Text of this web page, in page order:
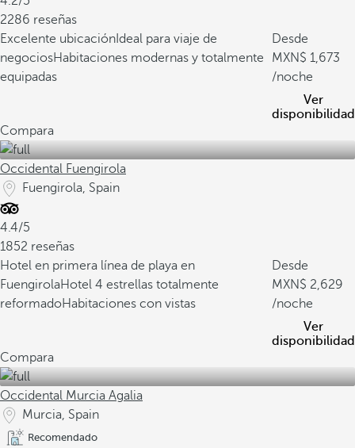
2286 reseñas
Excelente ubicación Ideal para viaje de
negociosHabitaciones modernas y totalmente
equipadas
Desde
1,673
/noche
Ver
disponibilidad
Compara
Occidental Fuengirola
Fuengirola, Spain
4.4/5
1852 reseñas
Hotel en primera línea de playa en
FuengirolaHotel 4 estrellas totalmente
reformadoHabitaciones con vistas
Desde
2,629
/noche
Ver
disponibilidad
Compara
Occidental Murcia Agalia
Murcia, Spain
Recomendado